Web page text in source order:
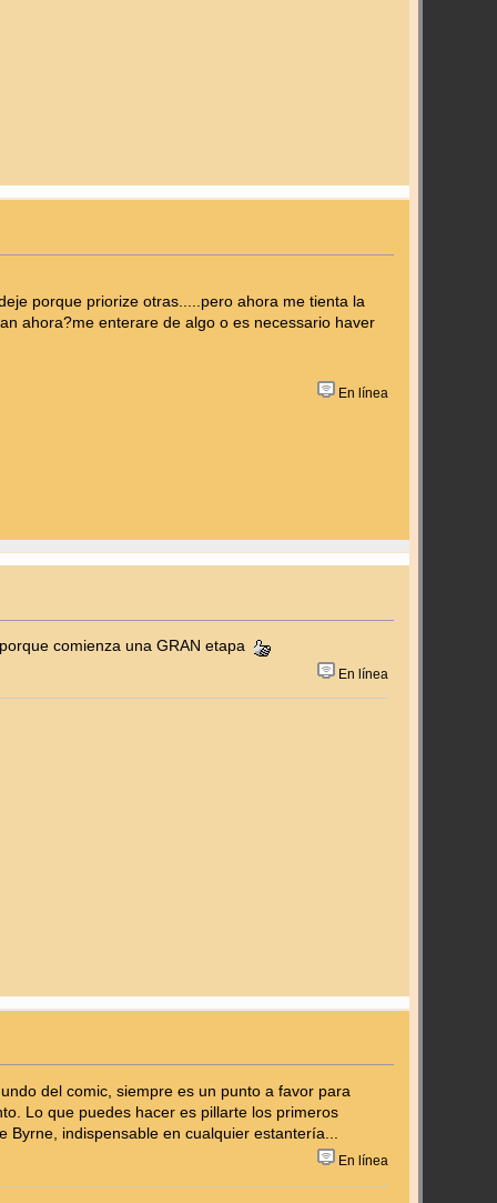
porque priorize otras.....pero ahora me tienta la
ahora?me enterare de algo o es necessario haver
En línea
comienza una GRAN etapa
En línea
del comic, siempre es un punto a favor para
Lo que puedes hacer es pillarte los primeros
indispensable en cualquier estantería...
En línea